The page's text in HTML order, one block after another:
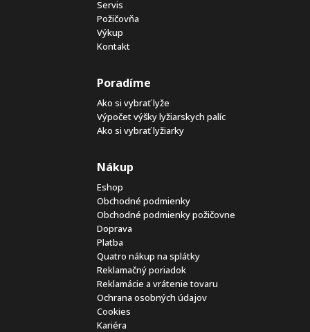
Servis
Požičovňa
Výkup
Kontakt
Poradíme
Ako si vybrať lyže
Výpočet výšky lyžiarskych palíc
Ako si vybrať lyžiarky
Nákup
Eshop
Obchodné podmienky
Obchodné podmienky požičovne
Doprava
Platba
Quatro nákup na splátky
Reklamačný poriadok
Reklamácie a vrátenie tovaru
Ochrana osobných údajov
Cookies
Kariéra